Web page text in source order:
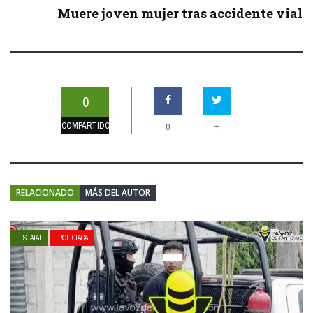
Muere joven mujer tras accidente vial
0
COMPARTIDOS 0 +
RELACIONADO MÁS DEL AUTOR
ESTATAL POLICIACA